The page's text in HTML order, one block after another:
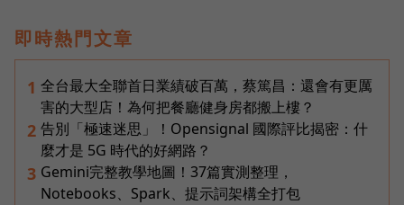
即時熱門文章
1 全台最大全聯首日業績破百萬，蔡篤昌：還會有更厲
害的大型店！為何把餐廳健身房都搬上樓？
2 告別「極速迷思」！Opensignal 國際評比揭密：什
麼才是 5G 時代的好網路？
3 Gemini完整教學地圖！37篇實測整理，
Notebooks、Spark、提示詞架構全打包